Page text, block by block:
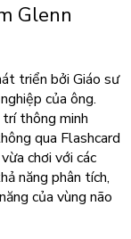
Glenn
triển bởi Giáo sư
của ông.
trí thông minh
qua Flashcard
chơi với các
năng phân tích,
của vùng não